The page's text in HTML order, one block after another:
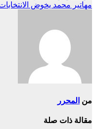
المقالات
مهاتير محمد يخوض الانتخابات
من المحرر
مقالة ذات صلة